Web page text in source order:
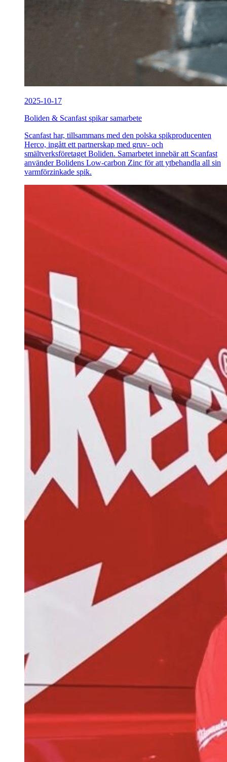
2025-10-17
Boliden & Scanfast spikar samarbete
Scanfast har, tillsammans med den polska spikproducenten
Herco, ingått ett partnerskap med gruv- och
smältverksföretaget Boliden. Samarbetet innebär att Scanfast
använder Bolidens Low-carbon Zinc för att ytbehandla all sin
varmförzinkade spik.